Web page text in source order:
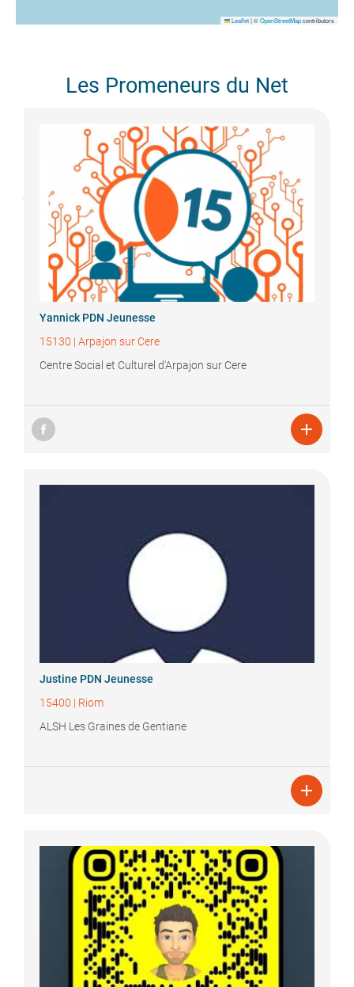
Leaflet|©OpenStreetMapcontributors
Les Promeneurs du Net
Yannick PDN Jeunesse
15130 | Arpajon sur Cere
Centre Social et Culturel d'Arpajon sur Cere

Justine PDN Jeunesse
15400 | Riom
ALSH Les Graines de Gentiane
